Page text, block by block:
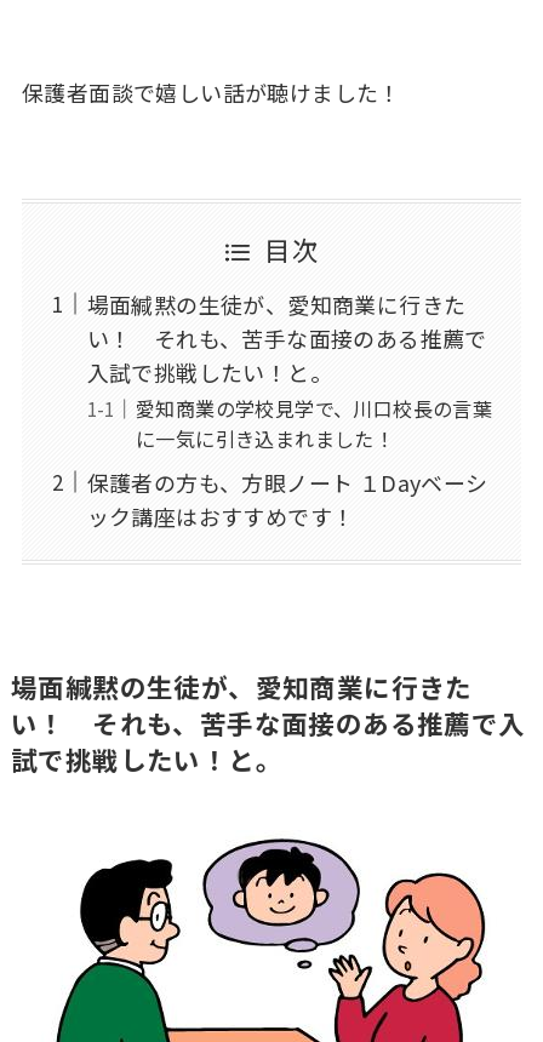
保護者面談で嬉しい話が聴けました！
目次
場面緘黙の生徒が、愛知商業に行きた
い！ それも、苦手な面接のある推薦で
入試で挑戦したい！と。
愛知商業の学校見学で、川口校長の言葉
に一気に引き込まれました！
保護者の方も、方眼ノート １Dayベーシ
ック講座はおすすめです！
場面緘黙の生徒が、愛知商業に行きた
い！ それも、苦手な面接のある推薦で入
試で挑戦したい！と。